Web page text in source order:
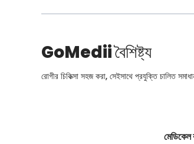
GoMediiবৈশিষ্ট্য
রোগীর চিকিত্সা সহজ করা, সেইসাথে প্রযুক্তি চালিত
মেডিকেল